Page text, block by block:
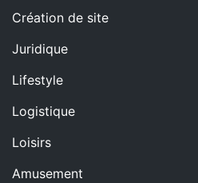
Création de site
Juridique
Lifestyle
Logistique
Loisirs
Amusement